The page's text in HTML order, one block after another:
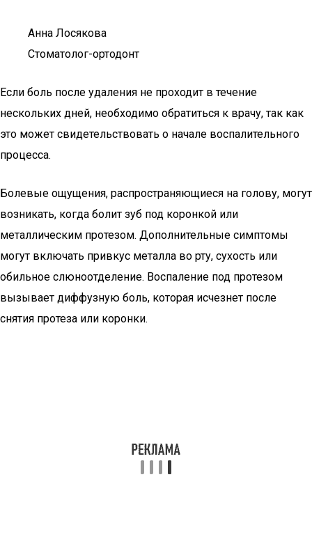
Анна Лосякова
Стоматолог-ортодонт
Если боль после удаления не проходит в течение
нескольких дней, необходимо обратиться к врачу, так как
это может свидетельствовать о начале воспалительного
процесса.
Болевые ощущения, распространяющиеся на голову, могут
возникать, когда болит зуб под коронкой или
металлическим протезом. Дополнительные симптомы
могут включать привкус металла во рту, сухость или
обильное слюноотделение. Воспаление под протезом
вызывает диффузную боль, которая исчезнет после
снятия протеза или коронки.